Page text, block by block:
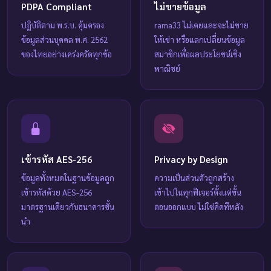
PDPA Compliant
ปฏิบัติตาม พ.ร.บ. คุ้มครอง
ข้อมูลส่วนบุคคล พ.ศ. 2562
ของไทยอย่างเคร่งครัดทุกข้อ
ไม่ขายข้อมูล
rama33 ไม่เคยและจะไม่ขาย
ให้เช่า หรือแลกเปลี่ยนข้อมูล
สมาชิกเพื่อผลประโยชน์เชิง
พาณิชย์
เข้ารหัส AES-256
ข้อมูลทั้งหมดในฐานข้อมูลถูก
เข้ารหัสด้วย AES-256
มาตรฐานเดียวกับธนาคารชั้น
นำ
Privacy by Design
ความเป็นส่วนตัวถูกสร้าง
เข้าไปในทุกฟีเจอร์ตั้งแต่ขั้น
ตอนออกแบบ ไม่ใช่คิดทีหลัง